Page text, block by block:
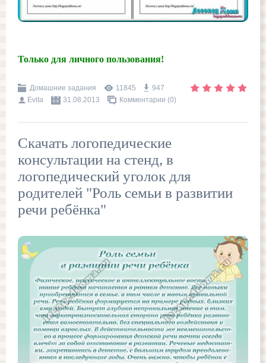
Только для личного пользования!
Домашние задания 11845
947
Evita
31.08.2013 Комментарии (0)
Скачать логопедические
консультации на стенд, в
логопедический уголок для
родителей "Роль семьи в развитии
речи ребёнка"